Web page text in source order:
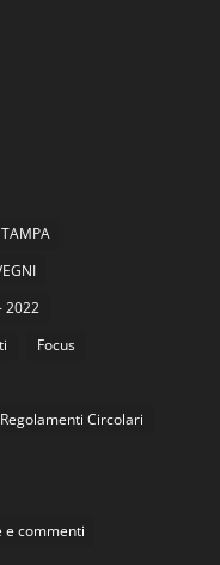
2022
Focus
Circolari
e commenti